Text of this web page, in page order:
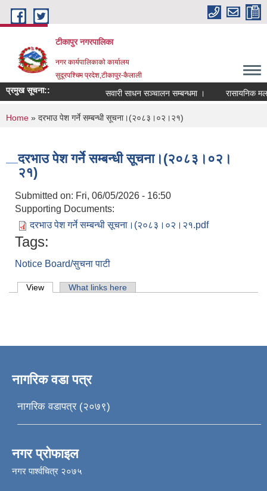
Skip to main content
टीकापुर नगरपालिका
नगर कार्यपालिकाको कार्यालय
सुदूरपश्चिम प्रदेश,टीकापुर-कैलाली
प्रमुख सूचना:: सवारी साधन सञ्चालन सम्बन्धमा । रासायनिक
You are here
Home » दरभाउ पेश गर्ने सम्बन्धी सूचना।(२०८३।०२।२१)
दरभाउ पेश गर्ने सम्बन्धी सूचना।(२०८३।०२।
२१)
Submitted on: Fri, 06/05/2026 - 16:50
Supporting Documents:
दरभाउ पेश गर्ने सम्बन्धी सूचना।(२०८३।०२।२१.pdf
Tags:
Notice Board/सुचना पाटी
Primary tabs
View (active tab)What links here
नागरिक वडा पत्र
नागरिक वडापत्र (२०७९)
नगर प्रोफाइल
नगर पार्श्वचित्र २०७५